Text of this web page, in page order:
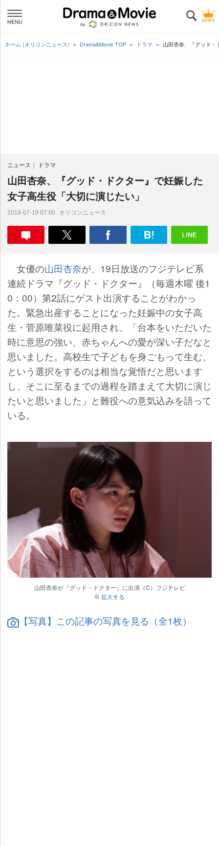
ホーム (オリコンニュース) Drama&Movie TOP ドラマ 山田杏奈、『グッド・
ニュース ドラマ
山田杏奈、『グッド・ドクター』で妊娠した
女子高生役「大切に演じたい」
2018-07-19 07:00 オリコンニュース
女優の山田杏奈が、19日放送のフジテレビ系
連続ドラマ『グッド・ドクター』（毎週木曜 後1
0：00）第2話にゲスト出演することがわかっ
た。緊急出産することになった妊娠中の女子高
生・菅原唯菜役に起用され、「台本をいただいた
時に意思の強い、赤ちゃんへの愛が深い子だなと
思いました。高校生で子どもを身ごもって生む、
という選択をするのは相当な覚悟だと思います
し、そこに至るまでの過程を踏まえて大切に演じ
たいと思いました」と難役への意気込みを語って
いる。
山田杏奈が『グッド・ドクター』に出演（C）フジテレビ
拡大する
【写真】この記事の写真を見る（全1枚）